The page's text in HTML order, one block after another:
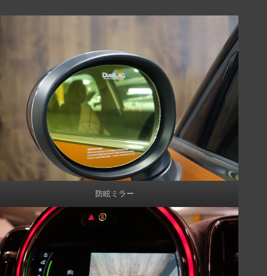
防眩ミラー